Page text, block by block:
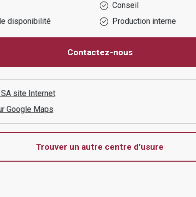
Conseil
disponibilité
Production interne
Contactez-nous
SA site Internet
Google Maps
Trouver un autre centre d’usure